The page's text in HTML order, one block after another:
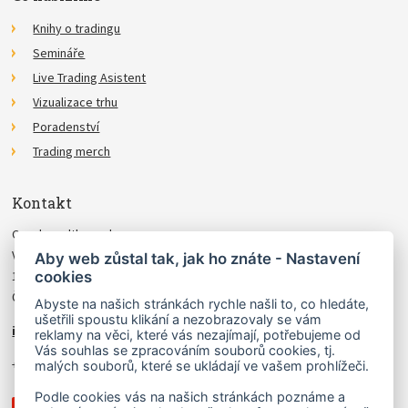
Knihy o tradingu
Semináře
Live Trading Asistent
Vizualizace trhu
Poradenství
Trading merch
Kontakt
Czechwealth, spol. s r.o.
Višňová 4
140 00 Praha 4
Česká Republika
info@czechwealth.cz
+420 226 804 571 (9–12 hod.)
Aby web zůstal tak, jak ho znáte - Nastavení
cookies
Abyste na našich stránkách rychle našli to, co hledáte,
ušetřili spoustu klikání a nezobrazovaly se vám
reklamy na věci, které vás nezajímají, potřebujeme od
Vás souhlas se zpracováním souborů cookies, tj.
malých souborů, které se ukládají ve vašem prohlížeči.
Podle cookies vás na našich stránkách poznáme a